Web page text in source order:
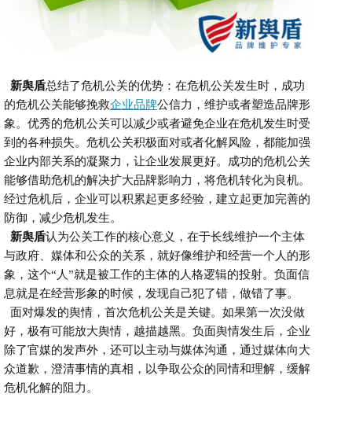
新舆盾总结了危机公关的优势：在危机公关发生时，成功
的危机公关能够挽救企业品牌公信力，维护或者塑造品牌形
象。优秀的危机公关可以减少或者避免企业在危机发生时受
到的各种损失。 危机公关积极面对或者化解风险，都能加强
企业内部关系的凝聚力，让企业发展更好。 成功的危机公关
能够借助危机的解决扩大品牌影响力，将危机转化为良机。
经过危机后，企业可以积累起更多经验，建立起更加完善的
防御，减少危机发生。
新舆盾认为公关工作的核心意义，在于长线维护一个主体
与政府、媒体和公众的关系，就好像维护和经营一个人的形
象，这个“人”就是被工作的主体的人格逻辑的投射。负面信
息就是在经营形象的时候，发现自己犯了错，做错了事。
面对爆发的舆情， 首次危机公关是关键。如果第一次没做
好，极有可能放大舆情，越描越黑。 负面舆情发生后，企业
除了官媒的发声外，还可以主动与媒体沟通，通过媒体向大
众道歉，澄清事情的真相，以争取公众的同情和理解，缓解
危机化解的阻力。